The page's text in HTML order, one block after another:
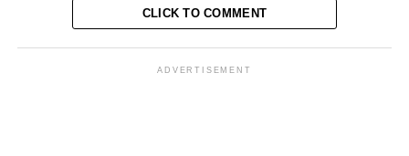
CLICK TO COMMENT
ADVERTISEMENT